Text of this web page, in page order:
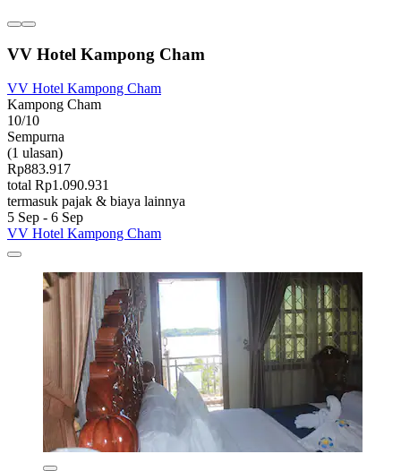
VV Hotel Kampong Cham
VV Hotel Kampong Cham
Kampong Cham
10/10
Sempurna
(1 ulasan)
Rp883.917
total Rp1.090.931
termasuk pajak & biaya lainnya
5 Sep - 6 Sep
VV Hotel Kampong Cham